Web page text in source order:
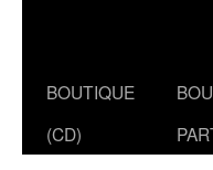
Aller
BOUTIQUE
(CD)